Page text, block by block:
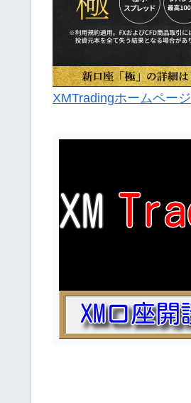
XMTradingホームページ